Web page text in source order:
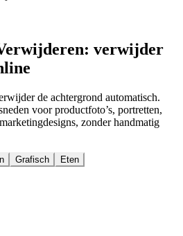
verwijder
de achtergrond automatisch.
voor productfoto’s, portretten,
zonder handmatig
Grafisch Eten